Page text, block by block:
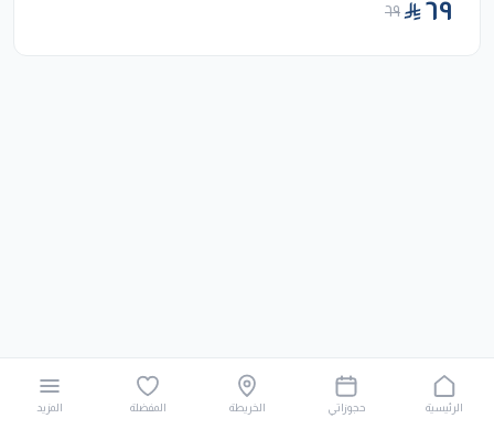
٦٩ ٦٩
الرئيسية حجوزاتي الخريطة المفضلة المزيد